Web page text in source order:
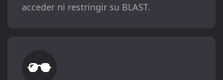
acceder ni restringir su BLAST.